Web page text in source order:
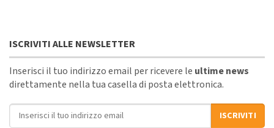
ISCRIVITI ALLE NEWSLETTER
Inserisci il tuo indirizzo email per ricevere le ultime news
direttamente nella tua casella di posta elettronica.
Indirizzo email
ISCRIVITI